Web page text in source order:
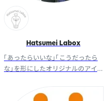
Hatsumei Labox
「あったらいいな」「こうだったら
な」を形にしたオリジナルのアイ
心の新しい売れ筋をご提案しま